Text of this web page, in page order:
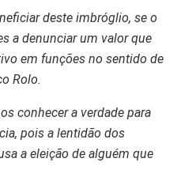
deste imbróglio, se o
a denunciar um valor que
em funções no sentido de
Rolo.
conhecer a verdade para
pois a lentidão dos
a eleição de alguém que